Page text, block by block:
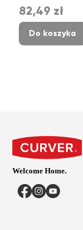
Cena
82,49 zł
Do koszyka
Facebook
Instagram
YouTube